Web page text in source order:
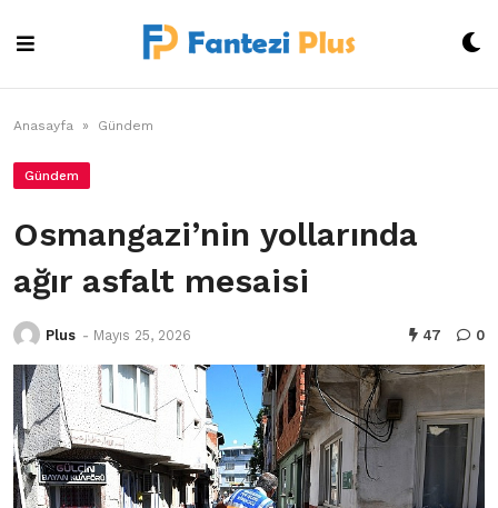
content
Anasayfa » Gündem
Gündem
Osmangazi’nin yollarında
ağır asfalt mesaisi
Plus - Mayıs 25, 2026 47 0